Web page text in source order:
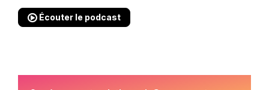
Écouter le podcast